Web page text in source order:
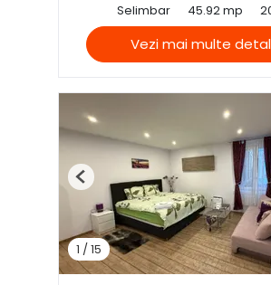
Selimbar
45.92 mp
Vezi mai multe
1 /15
Previous